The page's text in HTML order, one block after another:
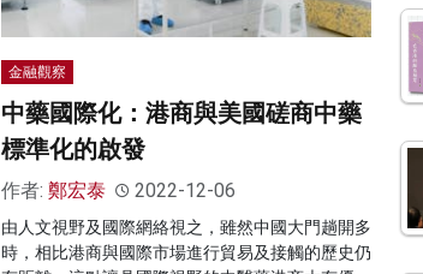
金融觀察
中藥國際化：港商與美國磋商中藥
標準化的啟發
作者: 鄭宏泰 2022-12-06
由人文視野及國際網絡視之，雖然中國大門趟開多
時，相比港商與國際市場進行貿易及接觸的歷史仍